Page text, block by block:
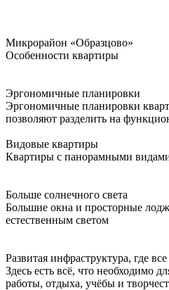
Микрорайон «Образцово»
Особенности квартиры
Эргономичные планировки
Эргономичные планировки
позволяют разделить на
Видовые квартиры
Квартиры с панорамными
Больше солнечного света
Большие окна и просторные
естественным светом
Развитая инфраструктура, где
Здесь есть всё, что необходимо
работы, отдыха, учёбы и